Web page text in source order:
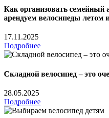
Как организовать
арендуем велосипеды летом
17.11.2025
Подробнее
Складной велосипед – это
28.05.2025
Подробнее